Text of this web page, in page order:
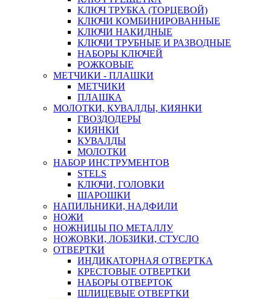
КЛЮЧ ТРУБКА (ТОРЦЕВОЙ)
КЛЮЧИ КОМБИНИРОВАННЫЕ
КЛЮЧИ НАКИДНЫЕ
КЛЮЧИ ТРУБНЫЕ И РАЗВОДНЫЕ
НАБОРЫ КЛЮЧЕЙ
РОЖКОВЫЕ
МЕТЧИКИ - ПЛАШКИ
МЕТЧИКИ
ПЛАШКА
МОЛОТКИ, КУВАЛДЫ, КИЯНКИ
ГВОЗДОДЕРЫ
КИЯНКИ
КУВАЛДЫ
МОЛОТКИ
НАБОР ИНСТРУМЕНТОВ
STELS
КЛЮЧИ, ГОЛОВКИ
ШАРОШКИ
НАПИЛЬНИКИ, НАДФИЛИ
НОЖИ
НОЖНИЦЫ ПО МЕТАЛЛУ
НОЖОВКИ, ЛОБЗИКИ, СТУСЛО
ОТВЕРТКИ
ИНДИКАТОРНАЯ ОТВЕРТКА
КРЕСТОВЫЕ ОТВЕРТКИ
НАБОРЫ ОТВЕРТОК
ШЛИЦЕВЫЕ ОТВЕРТКИ